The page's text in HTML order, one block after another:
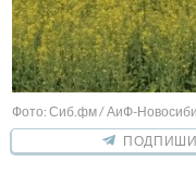
Фото: Сиб.фм / АиФ-